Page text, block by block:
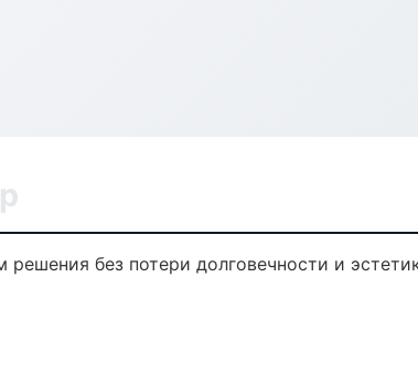
без потери долговечности и